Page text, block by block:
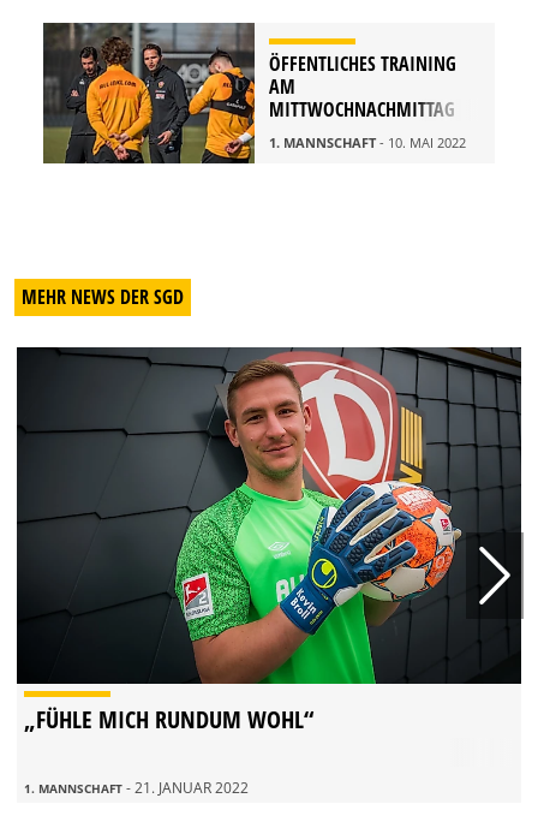
ÖFFENTLICHES TRAINING
AM
MITTWOCHNACHMITTAG
1. MANNSCHAFT- 10. MAI 2022
MEHR NEWS DER SGD
„FÜHLE MICH RUNDUM WOHL“
1. MANNSCHAFT - 21. JANUAR 2022